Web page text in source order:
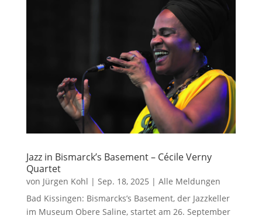
Jazz in Bismarck’s Basement – Cécile Verny
Quartet
von Jürgen Kohl | Sep. 18, 2025 | Alle Meldungen
Bad Kissingen: Bismarcks’s Basement, der Jazzkeller
im Museum Obere Saline, startet am 26. September